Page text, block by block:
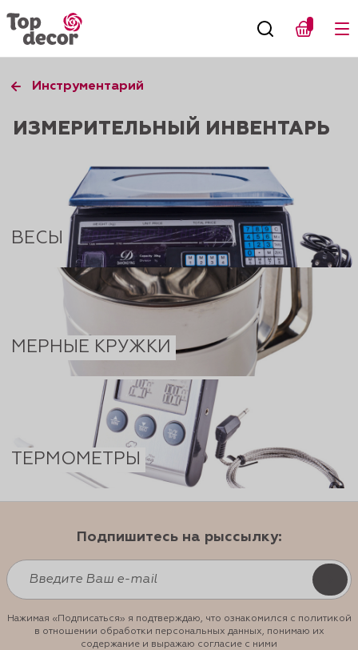
Инструментарий
ИЗМЕРИТЕЛЬНЫЙ ИНВЕНТАРЬ
ВЕСЫ
МЕРНЫЕ КРУЖКИ
ТЕРМОМЕТРЫ
Подпишитесь на рыссылку:
Нажимая «Подписаться» я подтверждаю, что ознакомился с политикой
в отношении обработки персональных данных, понимаю их
содержание и выражаю согласие с ними